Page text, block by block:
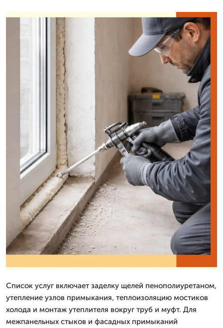
Список услуг включает заделку щелей пенополиуретаном,
утепление узлов примыкания, теплоизоляцию мостиков
холода и монтаж утеплителя вокруг труб и муфт. Для
межпанельных стыков и фасадных примыканий